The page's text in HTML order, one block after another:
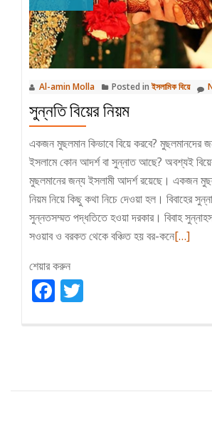
Al-amin Molla Posted in ইসলামিক বিয়ে
সুন্নতি বিয়ের নিয়ম
একজন মুছলমান কিভাবে বিয়ে করবে? মুছলমানদের
ইসলামে কোন আদর্শ বা সুন্নাত আছে? অবশ্যই
মুছলমানের জন্য ইসলামী আদর্শ রয়েছে। একজন
নিয়ম নিয়ে কিছু কথা নিচে দেওয়া হল। বিবাহের
সুন্নতসম্মত পদ্ধতিতে হওয়া দরকার। বিবাহ
সওয়াব ও বরকত থেকে বঞ্চিত হয় বর-কনেRead
[…]
শেয়ার করুন
Facebook